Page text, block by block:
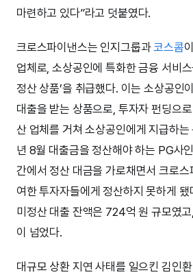
마련하고 있다”라고 덧붙였다.
크로스파이낸스는 인지그룹과코스콤
업체로, 소상공인에 특화한 금융 서비
정산 상품’을 취급했다. 이는 소상공인
대출을 받는 상품으로, 투자자 펀딩으
산 업체를 거쳐 소상공인에게 지급하
년 8월 대출금을 정산해야 하는 PG사
간에서 정산 대금을 가로채면서 크로
여한 투자자들에게 정산하지 못하게
미정산 대출 잔액은 724억 원 규모였
이 넘었다.
대규모 상환 지연 사태를 일으킨 김인